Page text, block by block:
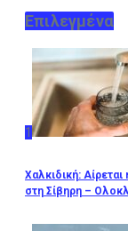
Επιλεγμένα
1
Χαλκιδική:
στη Σίβηρη –